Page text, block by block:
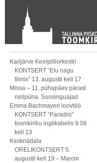
KONTAKT
Toom-Kooli 6, 10130 TALLINN
tallinna.toom@eelk.ee
Karijärve Keelpilliorkestri
KONTSERT “Elu nagu
filmis” 13. augustil kell 17
Missa – 11. pühapäev pärast
nelipüha. Soosinguajad
Emma Bachmayeri loovtöö
KONTSERT “Paradiis”
toomkiriku inglikabelis 9.08
kell 13
Kesknädala
ORELIKONTSERT 5.
augustil kell 19 – Marcin